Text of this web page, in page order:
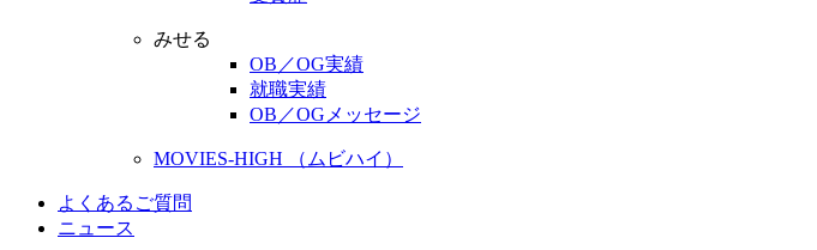
みせる
OB／OG実績
就職実績
OB／OGメッセージ
MOVIES-HIGH （ムビハイ）
よくあるご質問
ニュース